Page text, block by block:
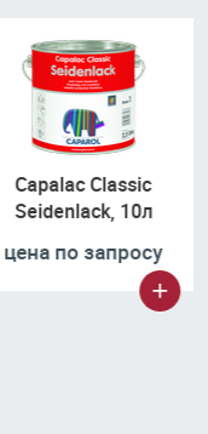
Capalac Classic
Seidenlack, 10л
цена по запросу